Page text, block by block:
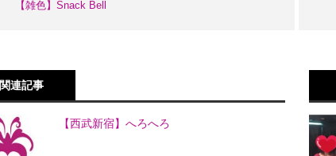
【雑色】Snack Bell
関連記事
【西武新宿】へろへろ